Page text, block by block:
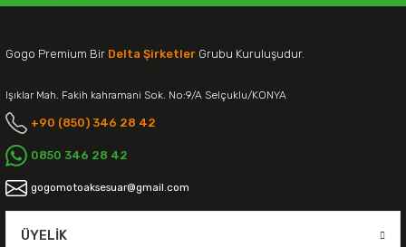
Gogo Premium Bir Delta Şirketler Grubu Kuruluşudur.
Işıklar Mah. Fakih kahramani Sok. No:9/A Selçuklu/KONYA
+90 (850) 346 28 42
0850 346 28 42
gogomotoaksesuar@gmail.com
ÜYELIK